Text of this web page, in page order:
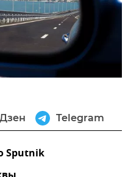
Дзен Telegram
Sputnik